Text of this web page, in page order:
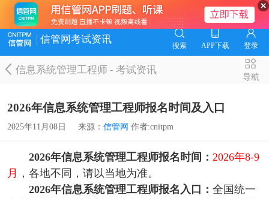
信管网考试资讯
搜索 APP下载 登录
信息系统管理工程师-考试资讯
导航
2026年信息系统管理工程师报名时间及入口
2025年11月08日 来源： 信管网 作者:cnitpm
2026年信息系统管理工程师报名时间： 2026年8-9
月
，各地不同，请以当地为准。
2026年信息系统管理工程师报名入口： 全国统一